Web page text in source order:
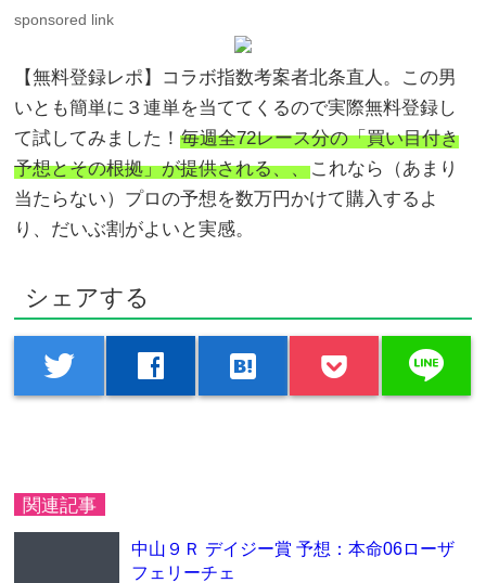
sponsored link
【無料登録レポ】コラボ指数考案者北条直人。この男
いとも簡単に３連単を当ててくるので実際無料登録し
て試してみました！毎週全72レース分の「買い目付き
予想とその根拠」が提供される、、これなら（あまり
当たらない）プロの予想を数万円かけて購入するよ
り、だいぶ割がよいと実感。
シェアする
twitter facebook hatenabookmark line
関連記事
中山９Ｒ デイジー賞 予想：本命06ローザ
フェリーチェ